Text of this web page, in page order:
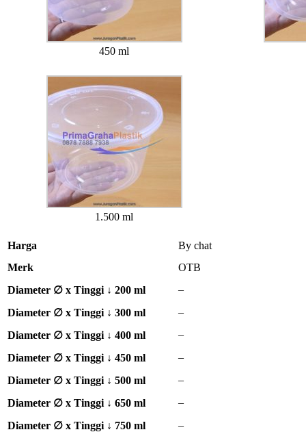
450 ml
1.500 ml
Harga
By chat
Merk
OTB
Diameter ∅ x Tinggi ↓ 200 ml
–
Diameter ∅ x Tinggi ↓ 300 ml
–
Diameter ∅ x Tinggi ↓ 400 ml
–
Diameter ∅ x Tinggi ↓ 450 ml
–
Diameter ∅ x Tinggi ↓ 500 ml
–
Diameter ∅ x Tinggi ↓ 650 ml
–
Diameter ∅ x Tinggi ↓ 750 ml
–